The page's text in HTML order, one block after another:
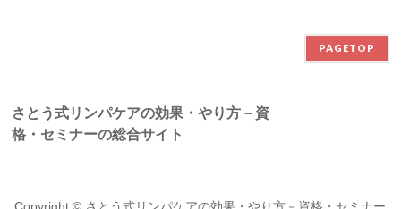
PAGETOP
さとう式リンパケアの効果・やり方－資
格・セミナーの総合サイト
Copyright © さとう式リンパケアの効果・やり方－資格・セミナー